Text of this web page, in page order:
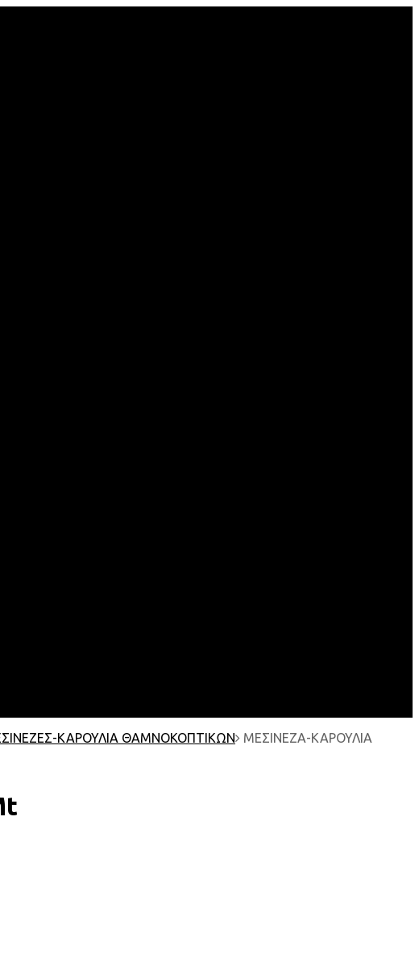
ΚΑΡΟΥΛΙΑ ΘΑΜΝΟΚΟΠΤΙΚΩΝ
ΜΕΣΙΝΕΖΑ-ΚΑΡΟΥΛΙΑ